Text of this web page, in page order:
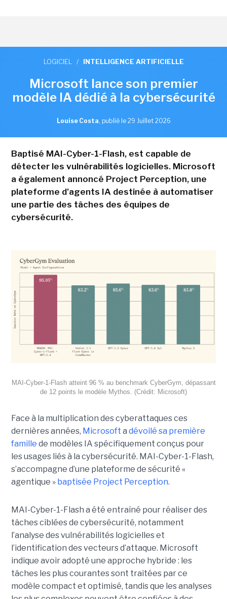
LOGICIEL / INTELLIGENCE ARTIFICIELLE
Microsoft lance son premier
modèle IA dédié à la cybersécurité
Louise Costa, publié le 29 Juillet 2026
Baptisé MAI-Cyber-1-Flash, est capable de
détecter les vulnérabilités logicielles. Microsoft
a également annoncé Project Perception, une
plateforme d'agents IA destinée à automatiser
une partie des tâches des équipes de
cybersécurité.
MAI-Cyber-1-Flash atteint 96 % au benchmark CyberGym, dépassant
de 12 points le modèle Mythos. (Crédit: Microsoft)
Face à la multiplication des cyberattaques ces
dernières années, Microsoft a dévoilé sa première
famille de modèles IA spécifiquement conçus pour
les usages liés à la cybersécurité. MAI-Cyber-1-Flash,
s’accompagne d’une plateforme de sécurité «
agentique » baptisée Project Perception.
MAI-Cyber-1-Flash a été entraîné pour réaliser des
tâches ciblées de cybersécurité, notamment
l’analyse des vulnérabilités logicielles et
l’identification des vecteurs d’attaque. Microsoft
indique avoir adopté une approche hybride : les
tâches les plus courantes sont traitées par ce
modèle compact et optimisé, tandis que les analyses